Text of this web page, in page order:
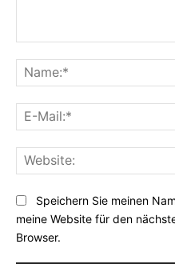
Speichern Sie meinen
meine Website für den
Browser.